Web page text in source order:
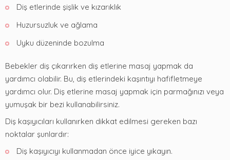
Diş etlerinde şişlik ve kızarıklık
Huzursuzluk ve ağlama
Uyku düzeninde bozulma
Bebekler diş çıkarırken diş etlerine masaj yapmak da
yardımcı olabilir. Bu, diş etlerindeki kaşıntıyı hafifletmeye
yardımcı olur. Diş etlerine masaj yapmak için parmağınızı veya
yumuşak bir bezi kullanabilirsiniz.
Diş kaşıyıcıları kullanırken dikkat edilmesi gereken bazı
noktalar şunlardır:
Diş kaşıyıcıyı kullanmadan önce iyice yıkayın.